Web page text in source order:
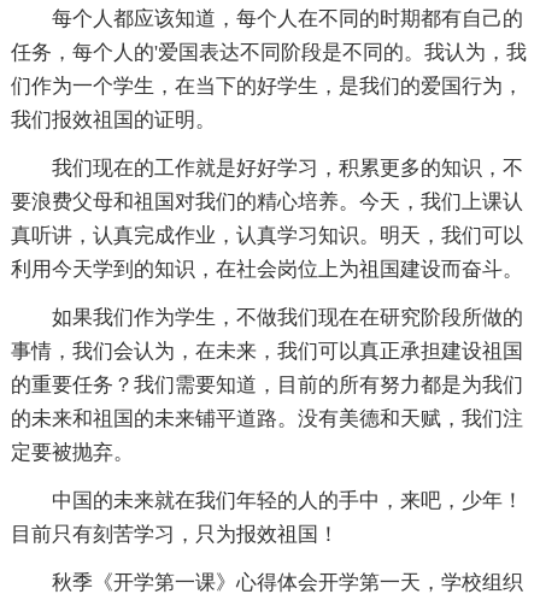
每个人都应该知道，每个人在不同的时期都有自己的
任务，每个人的'爱国表达不同阶段是不同的。我认为，我
们作为一个学生，在当下的好学生，是我们的爱国行为，
我们报效祖国的证明。
我们现在的工作就是好好学习，积累更多的知识，不
要浪费父母和祖国对我们的精心培养。今天，我们上课认
真听讲，认真完成作业，认真学习知识。明天，我们可以
利用今天学到的知识，在社会岗位上为祖国建设而奋斗。
如果我们作为学生，不做我们现在在研究阶段所做的
事情，我们会认为，在未来，我们可以真正承担建设祖国
的重要任务？我们需要知道，目前的所有努力都是为我们
的未来和祖国的未来铺平道路。没有美德和天赋，我们注
定要被抛弃。
中国的未来就在我们年轻的人的手中，来吧，少年！
目前只有刻苦学习，只为报效祖国！
秋季《开学第一课》心得体会开学第一天，学校组织